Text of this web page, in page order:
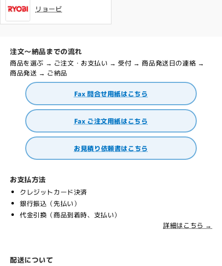
リョービ
注文～納品までの流れ
商品を選ぶ → ご注文・お支払い → 受付 → 商品発送日の連絡 →
商品発送 → ご納品
Fax 問合せ用紙はこちら
Fax ご注文用紙はこちら
お見積り依頼書はこちら
お支払方法
クレジットカード決済
銀行振込（先払い）
代金引換（商品到着時、支払い）
詳細はこちら →
配送について